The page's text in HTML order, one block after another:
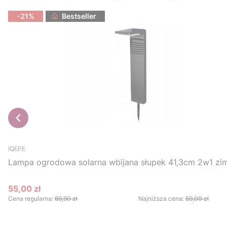
-21% Bestseller
IQEPE
Lampa ogrodowa solarna wbijana słupek 41,3cm 2w1
Cena promocyjna
55,00 zł
Cena regularna: 69,90 zł Najniższa cena: 59,00 zł